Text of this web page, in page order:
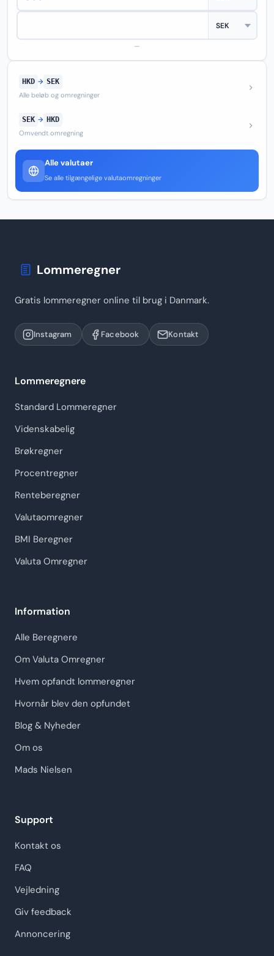
—
HKD → SEK
Alle beløb og omregninger
SEK → HKD
Omvendt omregning
Alle valutaer
Se alle tilgængelige valutaomregninger
Lommeregner
Gratis lommeregner online til brug i Danmark.
Instagram Facebook Kontakt
Lommeregnere
Standard Lommeregner
Videnskabelig
Brøkregner
Procentregner
Renteberegner
Valutaomregner
BMI Beregner
Valuta Omregner
Information
Alle Beregnere
Om Valuta Omregner
Hvem opfandt lommeregner
Hvornår blev den opfundet
Blog & Nyheder
Om os
Mads Nielsen
Support
Kontakt os
FAQ
Vejledning
Giv feedback
Annoncering